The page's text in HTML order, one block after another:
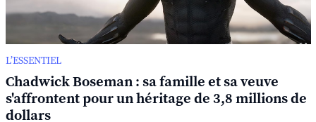
L’ESSENTIEL
Chadwick Boseman : sa famille et sa veuve
s'affrontent pour un héritage de 3,8 millions de
dollars